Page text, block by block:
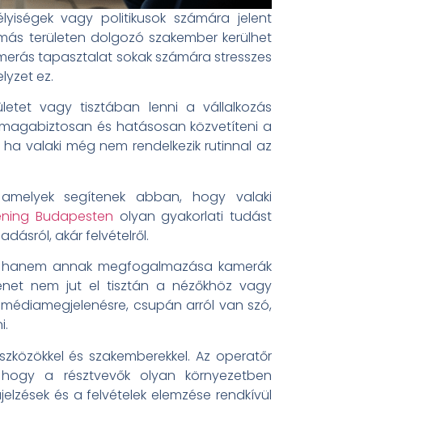
vagy politikusok számára jelent
területen dolgozó szakember kerülhet
tapasztalat sokak számára stresszes
ez.
vagy tisztában lenni a vállalkozás
és hatásosan közvetíteni a
valaki még nem rendelkezik rutinnal az
segítenek abban, hogy valaki
Budapesten olyan gyakorlati tudást
akár felvételről.
annak megfogalmazása kamerák
nem jut el tisztán a nézőkhöz vagy
csupán arról van szó,
és szakemberekkel. Az operatőr
a résztvevők olyan környezetben
és a felvételek elemzése rendkívül